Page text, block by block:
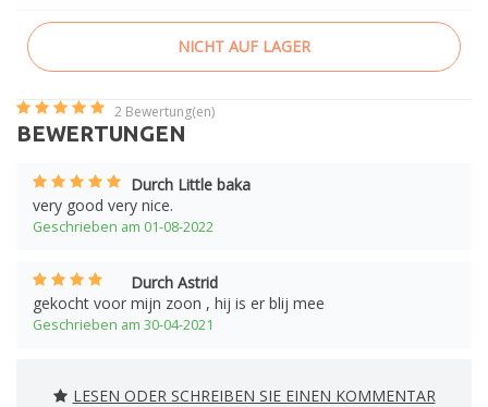
NICHT AUF LAGER
2 Bewertung(en)
BEWERTUNGEN
Durch Little baka
very good very nice.
Geschrieben am 01-08-2022
Durch Astrid
gekocht voor mijn zoon , hij is er blij mee
Geschrieben am 30-04-2021
LESEN ODER SCHREIBEN SIE EINEN KOMMENTAR